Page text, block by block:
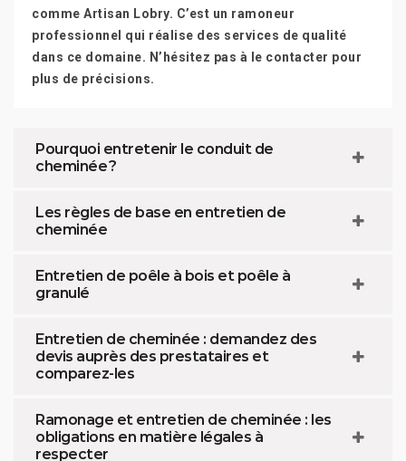
comme Artisan Lobry. C’est un ramoneur
professionnel qui réalise des services de qualité
dans ce domaine. N’hésitez pas à le contacter pour
plus de précisions.
Pourquoi entretenir le conduit de
cheminée ?
Les règles de base en entretien de
cheminée
Entretien de poêle à bois et poêle à
granulé
Entretien de cheminée : demandez des
devis auprès des prestataires et
comparez-les
Ramonage et entretien de cheminée : les
obligations en matière légales à
respecter